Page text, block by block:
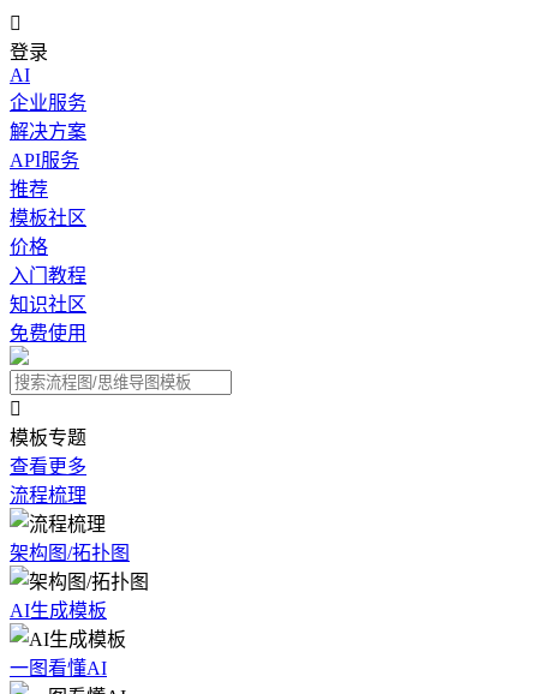

登录
AI
企业服务
解决方案
API服务
推荐
模板社区
价格
入门教程
知识社区
免费使用

模板专题
查看更多
流程梳理
架构图/拓扑图
AI生成模板
一图看懂AI